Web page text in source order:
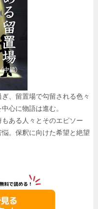
、留置場で勾留される色々
心に物語は進む。
ある人々とそのエピソー
。保釈に向けた希望と絶望